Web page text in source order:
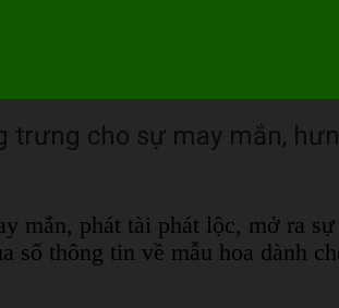
cho sự may mắn,
mắn, phát tài phát lộc, mở ra
số thông tin về mẫu hoa dành